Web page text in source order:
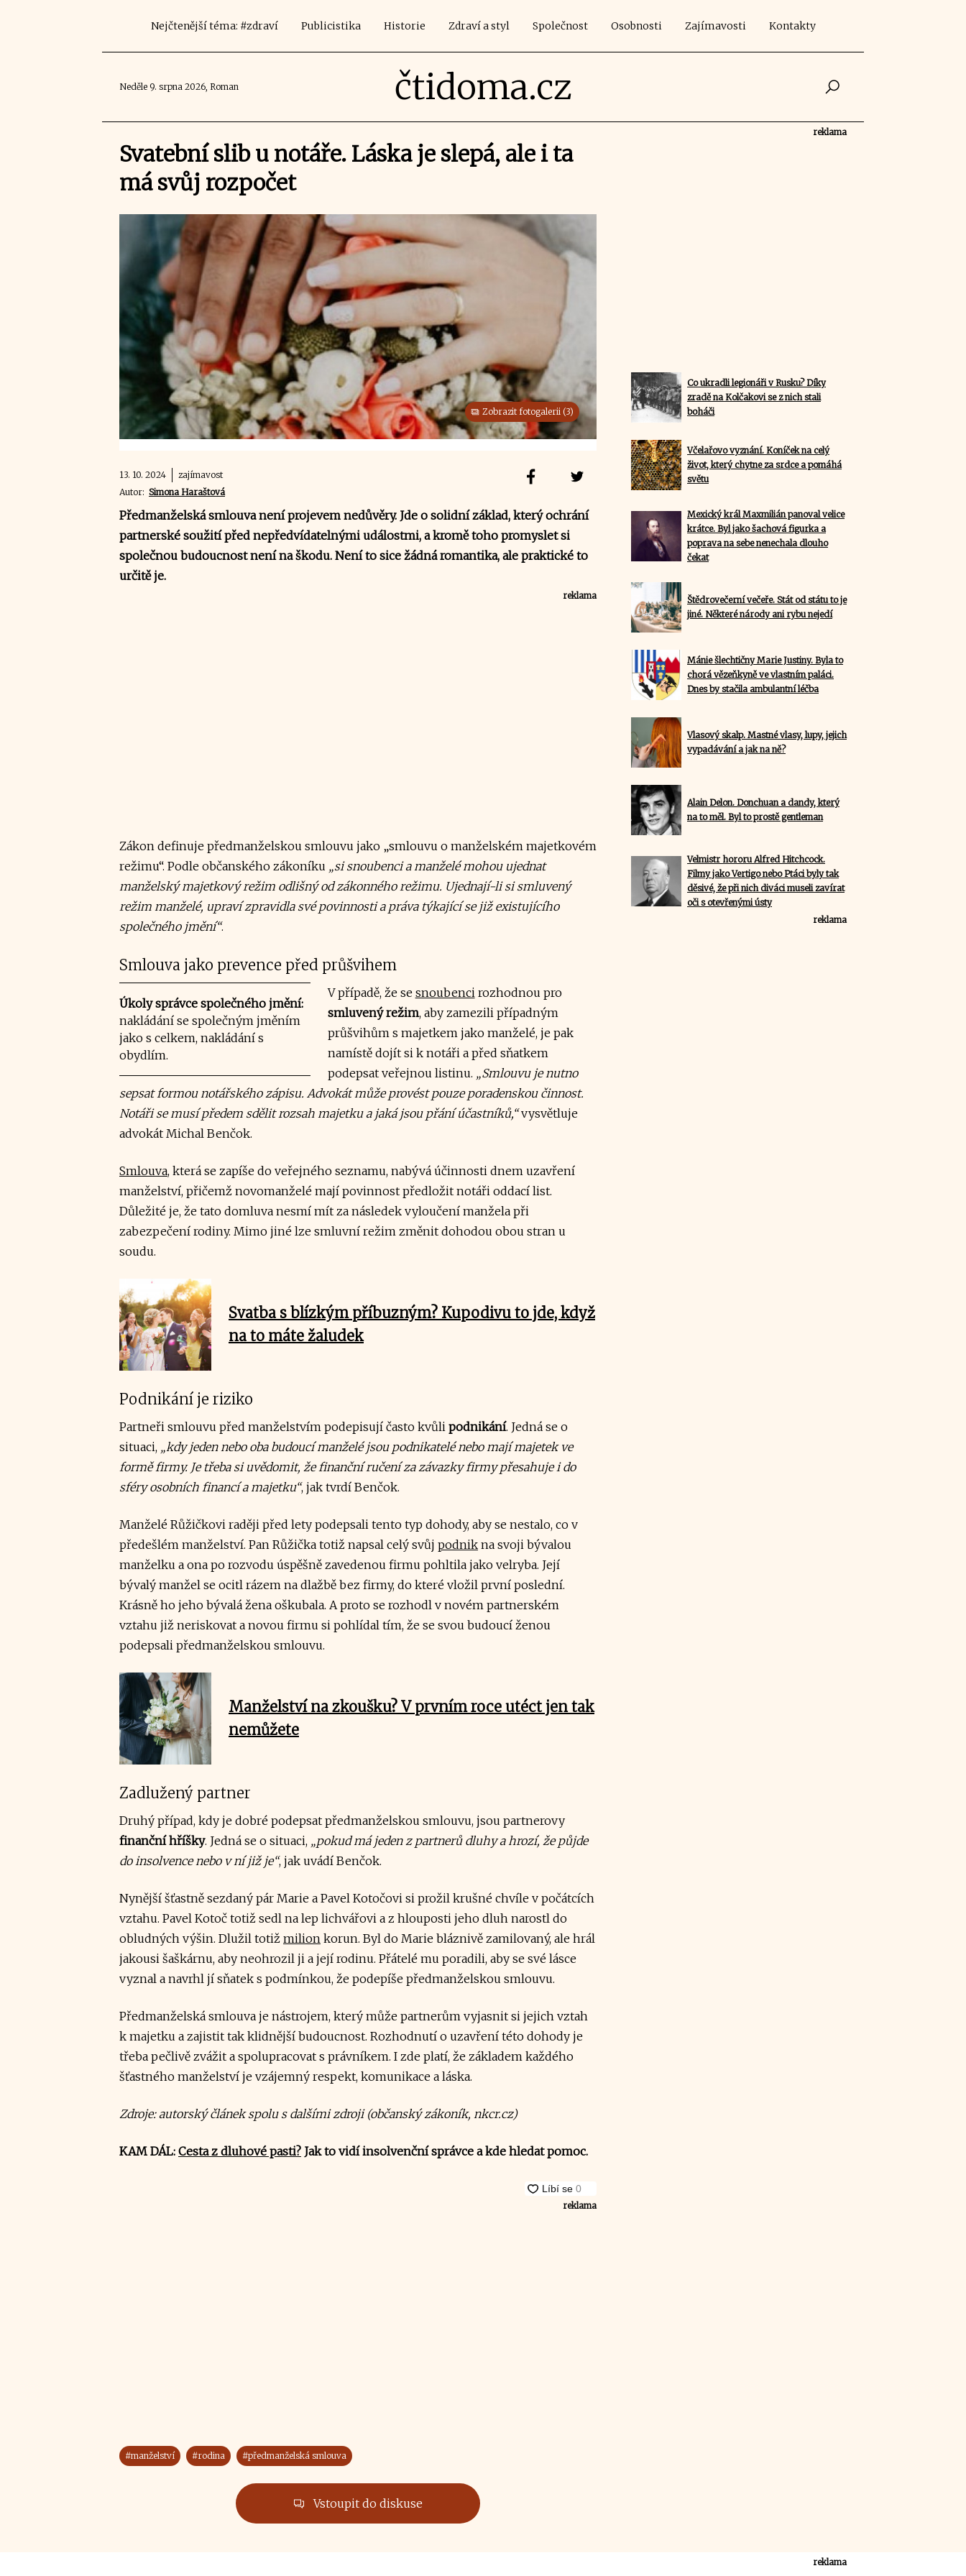
Nejčtenější téma: #zdraví Publicistika Historie Zdraví a styl Společnost Osobnosti Zajímavosti Kontakty
Neděle 9. srpna 2026, Roman čtidoma.cz
Svatební slib u notáře. Láska je slepá, ale i ta
má svůj rozpočet
Zobrazit fotogalerii (3)
13. 10. 2024
zajímavost
Autor: Simona Haraštová
Předmanželská smlouva není projevem nedůvěry. Jde o solidní základ, který ochrání
partnerské soužití před nepředvídatelnými událostmi, a kromě toho promyslet si
společnou budoucnost není na škodu. Není to sice žádná romantika, ale praktické to
určitě je.
reklama
Zákon definuje předmanželskou smlouvu jako „smlouvu o manželském majetkovém
režimu“. Podle občanského zákoníku „si snoubenci a manželé mohou ujednat
manželský majetkový režim odlišný od zákonného režimu. Ujednají-li si smluvený
režim manželé, upraví zpravidla své povinnosti a práva týkající se již existujícího
společného jmění“.
Smlouva jako prevence před průšvihem
Úkoly správce společného jmění:
nakládání se společným jměním
jako s celkem, nakládání s
obydlím.
V případě, že se snoubencirozhodnou pro
smluvený režim, aby zamezili případným
průšvihům s majetkem jako manželé, je pak
namístě dojít si k notáři a před sňatkem
podepsat veřejnou listinu. „Smlouvu je nutno
sepsat formou notářského zápisu. Advokát může provést pouze poradenskou činnost.
Notáři se musí předem sdělit rozsah majetku a jaká jsou přání účastníků,“vysvětluje
advokát Michal Benčok.
Smlouva, která se zapíše do veřejného seznamu, nabývá účinnosti dnem uzavření
manželství, přičemž novomanželé mají povinnost předložit notáři oddací list.
Důležité je, že tato domluva nesmí mít za následek vyloučení manžela při
zabezpečení rodiny. Mimo jiné lze smluvní režim změnit dohodou obou stran u
soudu.
Svatba s blízkým příbuzným? Kupodivu to jde, když
na to máte žaludek
Podnikání je riziko
Partneři smlouvu před manželstvím podepisují často kvůli podnikání. Jedná se o
situaci, „kdy jeden nebo oba budoucí manželé jsou podnikatelé nebo mají majetek ve
formě firmy. Je třeba si uvědomit, že finanční ručení za závazky firmy přesahuje i do
sféry osobních financí a majetku“, jak tvrdí Benčok.
Manželé Růžičkovi raději před lety podepsali tento typ dohody, aby se nestalo, co v
předešlém manželství. Pan Růžička totiž napsal celý svůj podnik na svoji bývalou
manželku a ona po rozvodu úspěšně zavedenou firmu pohltila jako velryba. Její
bývalý manžel se ocitl rázem na dlažbě bez firmy, do které vložil první poslední.
Krásně ho jeho bývalá žena oškubala. A proto se rozhodl v novém partnerském
vztahu již neriskovat a novou firmu si pohlídal tím, že se svou budoucí ženou
podepsali předmanželskou smlouvu.
Manželství na zkoušku? V prvním roce utéct jen tak
nemůžete
Zadlužený partner
Druhý případ, kdy je dobré podepsat předmanželskou smlouvu, jsou partnerovy
finanční hříšky. Jedná se o situaci, „pokud má jeden z partnerů dluhy a hrozí, že půjde
do insolvence nebo v ní již je“, jak uvádí Benčok.
Nynější šťastně sezdaný pár Marie a Pavel Kotočovi si prožil krušné chvíle v počátcích
vztahu. Pavel Kotoč totiž sedl na lep lichvářovi a z hlouposti jeho dluh narostl do
obludných výšin. Dlužil totiž milion korun. Byl do Marie bláznivě zamilovaný, ale hrál
jakousi šaškárnu, aby neohrozil ji a její rodinu. Přátelé mu poradili, aby se své lásce
vyznal a navrhl jí sňatek s podmínkou, že podepíše předmanželskou smlouvu.
Předmanželská smlouva je nástrojem, který může partnerům vyjasnit si jejich vztah
k majetku a zajistit tak klidnější budoucnost. Rozhodnutí o uzavření této dohody je
třeba pečlivě zvážit a spolupracovat s právníkem. I zde platí, že základem každého
šťastného manželství je vzájemný respekt, komunikace a láska.
Zdroje: autorský článek spolu s dalšími zdroji (občanský zákoník, nkcr.cz)
KAM DÁL: Cesta z dluhové pasti? Jak to vidí insolvenční správce a kde hledat pomoc.
reklama
#manželství #rodina #předmanželská smlouva
Vstoupit do diskuse
reklama
Co ukradli legionáři v Rusku? Díky
zradě na Kolčakovi se z nich stali
boháči
Včelařovo vyznání. Koníček na celý
život, který chytne za srdce a pomáhá
světu
Mexický král Maxmilián panoval velice
krátce. Byl jako šachová figurka a
poprava na sebe nenechala dlouho
čekat
Štědrovečerní večeře. Stát od státu to je
jiné. Některé národy ani rybu nejedí
Mánie šlechtičny Marie Justiny. Byla to
chorá vězeňkyně ve vlastním paláci.
Dnes by stačila ambulantní léčba
Vlasový skalp. Mastné vlasy, lupy, jejich
vypadávání a jak na ně?
Alain Delon. Donchuan a dandy, který
na to měl. Byl to prostě gentleman
Velmistr hororu Alfred Hitchcock.
Filmy jako Vertigo nebo Ptáci byly tak
děsivé, že při nich diváci museli zavírat
oči s otevřenými ústy
reklama
reklama